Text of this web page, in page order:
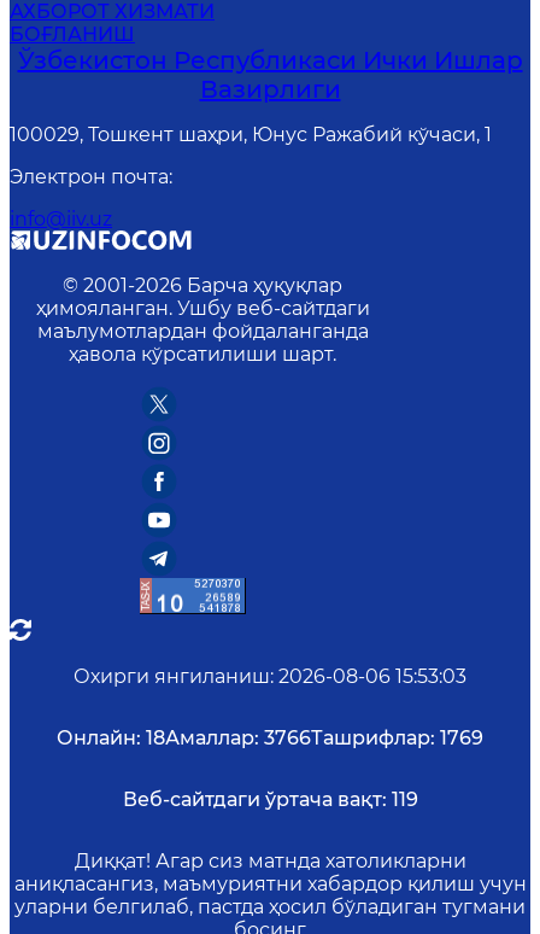
АХБОРОТ ХИЗМАТИ
БОҒЛАНИШ
Ўзбекистон Республикаси Ички Ишлар
Вазирлиги
100029, Тошкент шаҳри, Юнус Ражабий кўчаси, 1
Электрон почта:
info@iiv.uz
© 2001-2026 Барча ҳуқуқлар
ҳимояланган. Ушбу веб-сайтдаги
маълумотлардан фойдаланганда
ҳавола кўрсатилиши шарт.
Охирги янгиланиш: 2026-08-06 15:53:03
Онлайн: 18Амаллар: 3766Ташрифлар: 1769
Веб-сайтдаги ўртача вақт: 119
Диққат! Агар сиз матнда хатоликларни
аниқласангиз, маъмуриятни хабардор қилиш учун
уларни белгилаб, пастда ҳосил бўладиган тугмани